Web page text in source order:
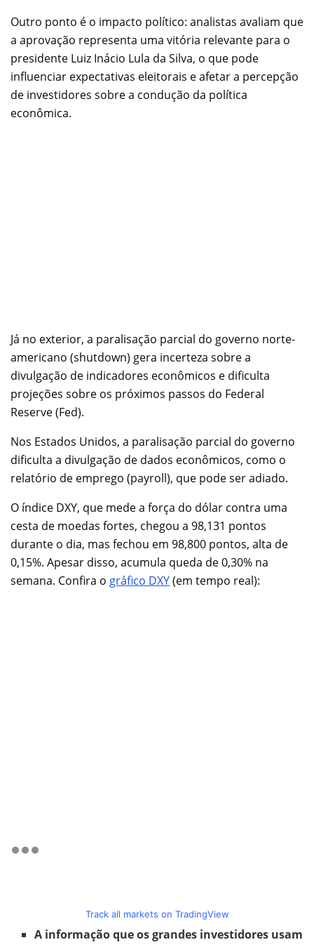
Outro ponto é o impacto político: analistas avaliam que
a aprovação representa uma vitória relevante para o
presidente Luiz Inácio Lula da Silva, o que pode
influenciar expectativas eleitorais e afetar a percepção
de investidores sobre a condução da política
econômica.
Já no exterior, a paralisação parcial do governo norte-
americano (shutdown) gera incerteza sobre a
divulgação de indicadores econômicos e dificulta
projeções sobre os próximos passos do Federal
Reserve (Fed).
Nos Estados Unidos, a paralisação parcial do governo
dificulta a divulgação de dados econômicos, como o
relatório de emprego (payroll), que pode ser adiado.
O índice DXY, que mede a força do dólar contra uma
cesta de moedas fortes, chegou a 98,131 pontos
durante o dia, mas fechou em 98,800 pontos, alta de
0,15%. Apesar disso, acumula queda de 0,30% na
semana. Confira o gráfico DXY(em tempo real):
Track all markets on TradingView
A informação que os grandes investidores usam